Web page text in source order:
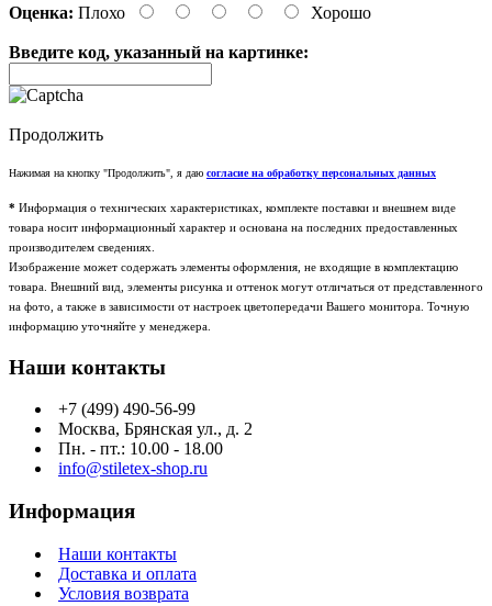
Оценка: Плохо Хорошо
Введите код, указанный на картинке:
Продолжить
Нажимая на кнопку "Продолжить", я даю согласие на обработку персональных данных
* Информация о технических характеристиках, комплекте поставки и внешнем виде
товара носит информационный характер и основана на последних предоставленных
производителем сведениях.
Изображение может содержать элементы оформления, не входящие в комплектацию
товара. Внешний вид, элементы рисунка и оттенок могут отличаться от представленного
на фото, а также в зависимости от настроек цветопередачи Вашего монитора. Точную
информацию уточняйте у менеджера.
Наши контакты
+7 (499) 490-56-99
Москва, Брянская ул., д. 2
Пн. - пт.: 10.00 - 18.00
info@stiletex-shop.ru
Информация
Наши контакты
Доставка и оплата
Условия возврата